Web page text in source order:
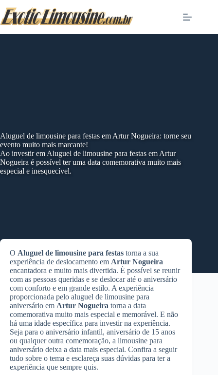
to
content
Aluguel de limousine para festas em Artur Nogueira: torne seu
evento muito mais marcante!
Ao investir em Aluguel de limousine para festas em Artur
Nogueira é possível ter uma data comemorativa muito mais
especial e inesquecível.
O Aluguel de limousine para festas torna a sua
experiência de deslocamento em Artur Nogueira
encantadora e muito mais divertida. É possível se reunir
com as pessoas queridas e se deslocar até o aniversário
com conforto e em grande estilo. A experiência
proporcionada pelo aluguel de limousine para
aniversário em Artur Nogueira torna a data
comemorativa muito mais especial e memorável. E não
há uma idade específica para investir na experiência.
Seja para o aniversário infantil, aniversário de 15 anos
ou qualquer outra comemoração, a limousine para
aniversário deixa a data mais especial. Confira a seguir
tudo sobre o tema e esclareça suas dúvidas para ter a
experiência que sempre quis.